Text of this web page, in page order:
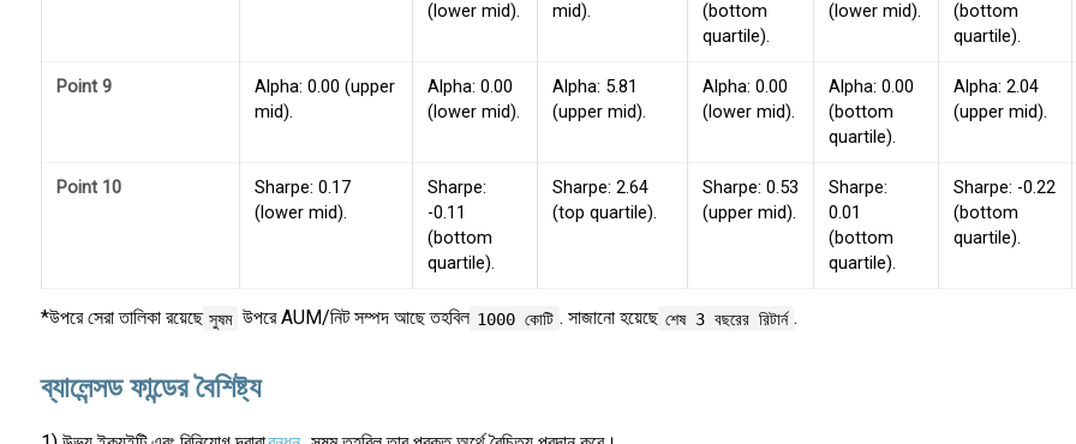
(lower mid).
mid).
(bottom
quartile).
(lower mid).
(bottom
quartile).
Point 9
Alpha: 0.00 (upper
mid).
Alpha: 0.00
(lower mid).
Alpha: 5.81
(upper mid).
Alpha: 0.00
(lower mid).
Alpha: 0.00
(bottom
quartile).
Alpha: 2.04
(upper mid).
Point 10
Sharpe: 0.17
(lower mid).
Sharpe:
-0.11
(bottom
quartile).
Sharpe: 2.64
(top quartile).
Sharpe: 0.53
(upper mid).
Sharpe:
0.01
(bottom
quartile).
Sharpe: -0.22
(bottom
quartile).
*উপরে সেরা তালিকা রয়েছে সুষম উপরে AUM/নিট সম্পদ আছে তহবিল 1000 কোটি . সাজানো হয়েছে শেষ 3 বছরের রিটার্ন .
ব্যালেন্সড ফান্ডের বৈশিষ্ট্য